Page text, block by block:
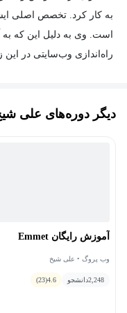
دوره آموزش جی کوئری
کسانی که قصد دارند
بعد از گذراندن دوره
آشنایی کامل با jQuery و ابزارهای موردنیاز برای کار با آن
است. وی به دلیل این که
راه‌اندازی وب‌سایتی در
دیگر دوره‌های علی
آموزش رایگان Emmet
وب ‌پروگ • علی شیخ
2,248دانشجو 4.6
(23)